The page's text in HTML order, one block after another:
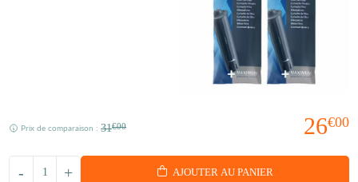
26€00
Prix de comparaison : 31€00
+
- AJOUTER AU PANIER